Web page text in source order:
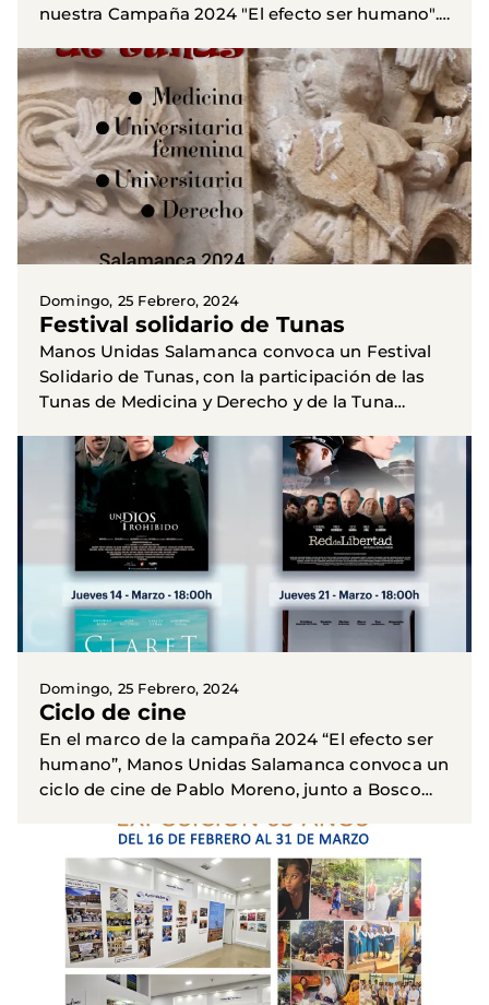
nuestra Campaña 2024 "El efecto ser humano".
solidaridad, reivindicación y...
Domingo, 25 Febrero, 2024
Festival solidario de Tunas
Manos Unidas Salamanca convoca un Festival
Solidario de Tunas, con la participación de las
Tunas de Medicina y Derecho y de la Tuna
generosa disponibilidad de...
Domingo, 25 Febrero, 2024
Ciclo de cine
En el marco de la campaña 2024 “El efecto ser
humano”, Manos Unidas Salamanca convoca un
ciclo de cine de Pablo Moreno, junto a Bosco
jueves, a partir del...